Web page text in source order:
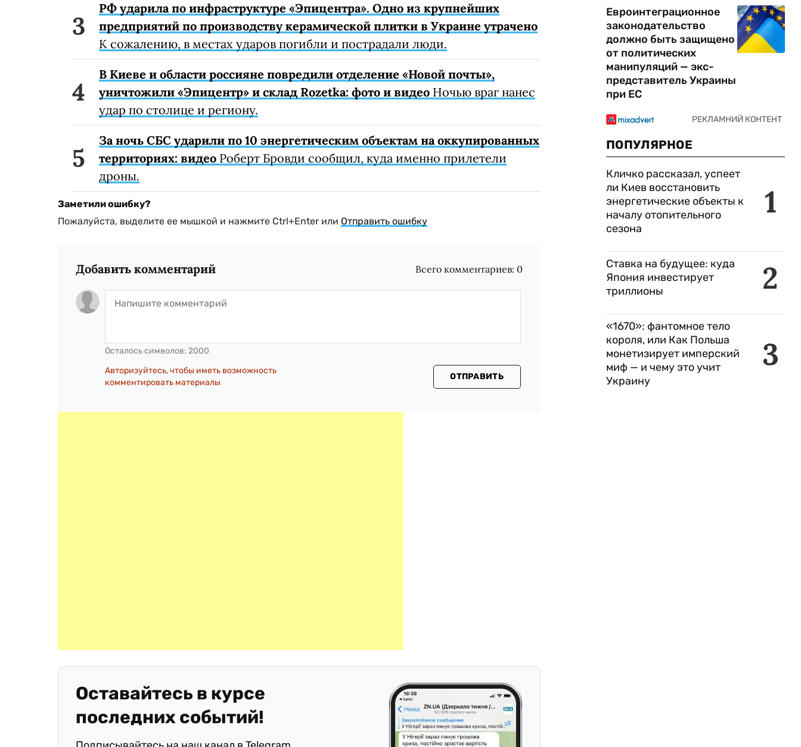
РФ ударила по инфраструктуре «Эпицентра». Одно из крупнейших
предприятий по производству керамической плитки в Украине утрачено
К сожалению, в местах ударов погибли и пострадали люди.
В Киеве и области россияне повредили отделение «Новой почты»,
уничтожили «Эпицентр» и склад Rozetka: фото и видео Ночью враг нанес
удар по столице и региону.
За ночь СБС ударили по 10 энергетическим объектам на оккупированных
территориях: видео Роберт Бровди сообщил, куда именно прилетели
дроны.
Заметили ошибку?
Пожалуйста, выделите ее мышкой и нажмите Ctrl+Enter или Отправить ошибку
Добавить комментарий Всего комментариев: 0
Осталось символов: 2000
Авторизуйтесь, чтобы иметь возможность
комментировать материалы
ОТПРАВИТЬ
Оставайтесь в курсе
последних событий!
Евроинтеграционное
законодательство
должно быть защищено
от политических
манипуляций — экс-
представитель Украины
при ЕС
ПОПУЛЯРНОЕ
1
Кличко рассказал, успеет
ли Киев восстановить
энергетические объекты к
началу отопительного
сезона
2
Ставка на будущее: куда
Япония инвестирует
триллионы
3
«1670»: фантомное тело
короля, или Как Польша
монетизирует имперский
миф — и чему это учит
Украину